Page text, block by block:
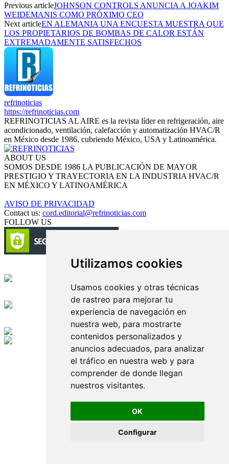
Utilizamos cookies
Usamos cookies y otras técnicas
de rastreo para mejorar tu
experiencia de navegación en
nuestra web, para mostrarte
contenidos personalizados y
anuncios adecuados, para analizar
el tráfico en nuestra web y para
comprender de donde llegan
nuestros visitantes.
OK
Configurar
Previous articleJOHNSON CONTROLS ANUNCIA A JOAKIM
WEIDEMANIS COMO PRÓXIMO CEO
Next articleEN ALEMANIA UNA ENCUESTA MUESTRA QUE
LOS PROPIETARIOS DE BOMBAS DE CALOR ESTÁN
EXTREMADAMENTE SATISFECHOS
refrinoticias
https://refrinoticias.com
REFRINOTICIAS AL AIRE es la revista líder en refrigeración, aire
acondicionado, ventilación, calefacción y automatización HVAC/R
en México desde 1986, cubriendo México, USA y Latinoamérica.
ABOUT US
SOMOS DESDE 1986 LA PUBLICACIÓN DE MAYOR
PRESTIGIO Y TRAYECTORIA EN LA INDUSTRIA HVAC/R
EN MÉXICO Y LATINOAMÉRICA
AVISO DE PRIVACIDAD
Contact us: cord.editorial@refrinoticias.com
FOLLOW US
Circulación certificada
Edición digital con tecnología
Playa Revolcadero 222 Col. Reforma Iztaccihuatl Norte C.P. 08810
CIUDAD DE MEXICO
Conmutador CIUDAD DE MEXICO (+52) 555 740 4476, 555 740
© 2000-2026 BURO DE MERCADOTECNIA DEL CENTRO,
Todos los nombres, marcas, logotipos, productos e imagenes
mencionados son propiedad de sus respectivos dueños
Prohibida la reproducción total o parcial de los contenidos aqui
publicados incluyendo cualquier medio electrónico o magnético